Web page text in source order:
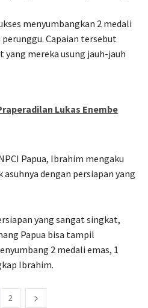
menyumbangkan 2 medali
Capaian tersebut
yang mereka usung jauh-jauh
Lukas Enembe
Papua, Ibrahim mengaku
dengan persiapan yang
yang sangat singkat,
Papua bisa tampil
2 medali emas, 1
Ibrahim.
2